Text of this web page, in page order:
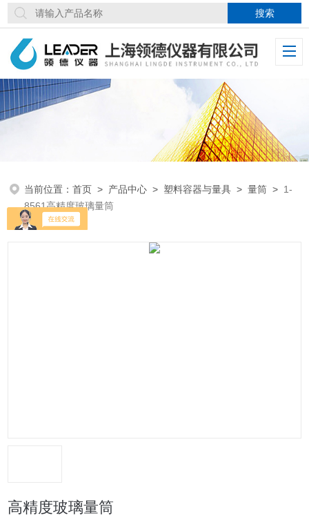
当前位置：首页 > 产品中心 > 塑料容器与量具 >量筒 > 1-
8561高精度玻璃量筒
高精度玻璃量筒